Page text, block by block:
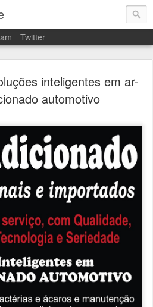
Twitter
inteligentes em ar-
automotivo